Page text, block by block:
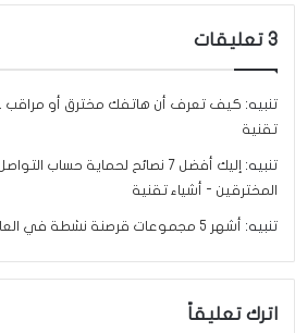
‫3 تعليقات
تنبيه:
تقنية
تنبيه:
إليك أفضل 7 نصائح لحماية حساب
المخترقين - أشياء تقنية
تنبيه: أشهر 5 مجموعات قرصنة نشطة في العالم - أشياء تقنية
اترك تعليقاً